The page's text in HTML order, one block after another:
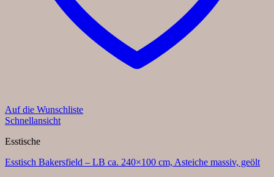
Auf die Wunschliste
Schnellansicht
Esstische
Esstisch Bakersfield – LB ca. 240×100 cm, Asteiche massiv, geölt